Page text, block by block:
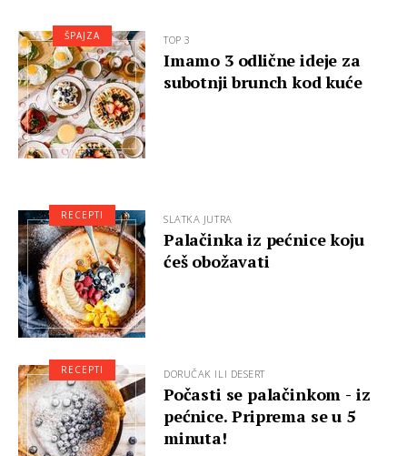
TOP 3
Imamo 3 odlične ideje za
subotnji brunch kod kuće
ŠPAJZA
SLATKA JUTRA
Palačinka iz pećnice koju
ćeš obožavati
RECEPTI
DORUČAK ILI DESERT
Počasti se palačinkom - iz
pećnice. Priprema se u 5
minuta!
RECEPTI